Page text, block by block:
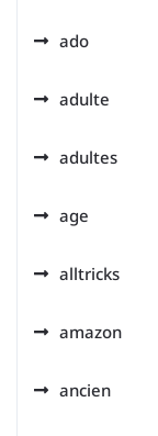
ado
adulte
adultes
age
alltricks
amazon
ancien